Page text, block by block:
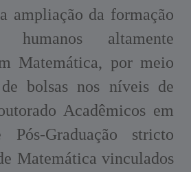
ampliação da formação
humanos altamente
Matemática, por meio
bolsas nos níveis de
Acadêmicos em
Pós-Graduação stricto
Matemática vinculados